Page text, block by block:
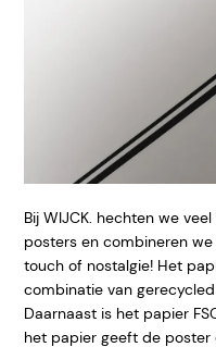
Bij WIJCK. hechten we
posters en combineren
touch of nostalgie! Het
combinatie van
Daarnaast is het papier
het papier geeft de poster